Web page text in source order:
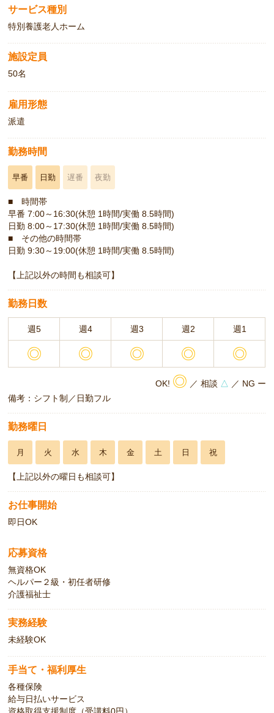
サービス種別
特別養護老人ホーム
施設定員
50名
雇用形態
派遣
勤務時間
早番 日勤 遅番 夜勤
■ 時間帯
早番 7:00～16:30(休憩 1時間/実働 8.5時間)
日勤 8:00～17:30(休憩 1時間/実働 8.5時間)
■ その他の時間帯
日勤 9:30～19:00(休憩 1時間/実働 8.5時間)
【上記以外の時間も相談可】
勤務日数
週5 週4 週3 週2 週1
◎ ◎ ◎ ◎ ◎
OK! ◎ ／ 相談 △ ／ NG ー
備考：シフト制／日勤フル
勤務曜日
月 火 水 木 金 土 日 祝
【上記以外の曜日も相談可】
お仕事開始
即日OK
応募資格
無資格OK
ヘルパー２級・初任者研修
介護福祉士
実務経験
未経験OK
手当て・福利厚生
各種保険
給与日払いサービス